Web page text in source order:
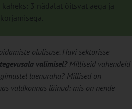
3 nädalat õitsvat aega ja
olulisuse. Huvi sektorisse
valimisel? Milliseid vahendeid
laenuraha? Millised on
valdkonnas läinud: mis on nende